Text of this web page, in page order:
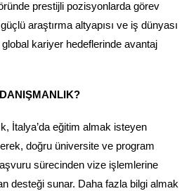
prestijli pozisyonlarda görev
araştırma altyapısı ve iş dünyası
global kariyer hedeflerinde avantaj
İtalya’da eğitim almak isteyen
doğru üniversite ve program
sürecinden vize işlemlerine
desteği sunar. Daha fazla bilgi almak